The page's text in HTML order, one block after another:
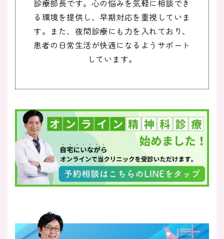
診療部長です。心の悩みを気軽に相談でき
る環境を提供し、早期対応を重視していま
す。また、夜間診療にも力を入れており、
患者の日常生活が快適になるようサポート
しています。